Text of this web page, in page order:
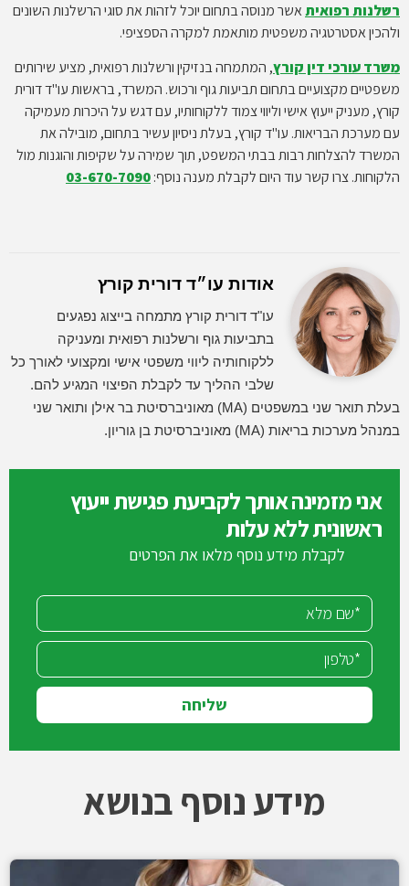
רשלנות רפואיתאשר מנוסה בתחום יוכל לזהות את סוגי הרשלנות השונים
ולהכין אסטרטגיה משפטית מותאמת למקרה הספציפי.
משרד עורכי דין קורץ, המתמחה בנזיקין ורשלנות רפואית, מציע שירותים
משפטיים מקצועיים בתחום תביעות גוף ורכוש. המשרד, בראשות עו"ד דורית
קורץ, מעניק ייעוץ אישי וליווי צמוד ללקוחותיו, עם דגש על היכרות מעמיקה
עם מערכת הבריאות. עו"ד קורץ, בעלת ניסיון עשיר בתחום, מובילה את
המשרד להצלחות רבות בבתי המשפט, תוך שמירה על שקיפות והוגנות מול
הלקוחות. צרו קשר עוד היום לקבלת מענה נוסף:03-670-7090
אודות עו״ד דורית קורץ
עו"ד דורית קורץ מתמחה בייצוג נפגעים
בתביעות גוף ורשלנות רפואית ומעניקה
ללקוחותיה ליווי משפטי אישי ומקצועי לאורך כל
שלבי ההליך עד לקבלת הפיצוי המגיע להם.
בעלת תואר שני במשפטים (MA) מאוניברסיטת בר אילן ותואר שני
במנהל מערכות בריאות (MA) מאוניברסיטת בן גוריון.
אני מזמינה אותך לקביעת פגישת ייעוץ
ראשונית ללא עלות
לקבלת מידע נוסף מלאו את הפרטים
שליחה
מידע נוסף בנושא